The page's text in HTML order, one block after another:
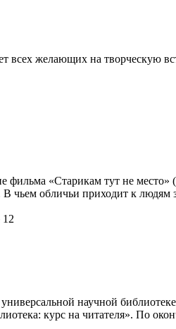
всех желающих на творческую
фильма «Старикам тут не
обличьи приходит к людям
научной
курс на читателя». По